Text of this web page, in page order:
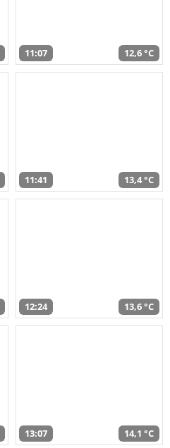
11:07 12,6 °C
11:41 13,4 °C
12:24 13,6 °C
13:07 14,1 °C